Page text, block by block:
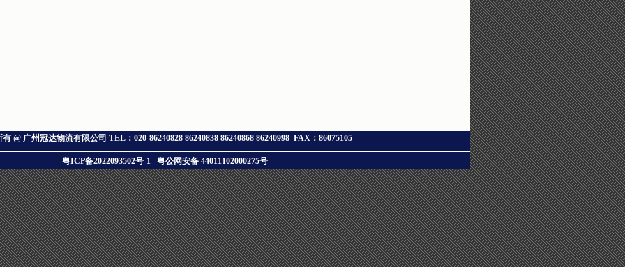
@ 广州冠达物流有限公司 TEL：020-86240828 86240838 86240868 86240998 FAX：86075105
粤ICP备2022093502号-1 粤公网安备 44011102000275号